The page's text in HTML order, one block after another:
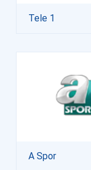
Tele 1
A Spor